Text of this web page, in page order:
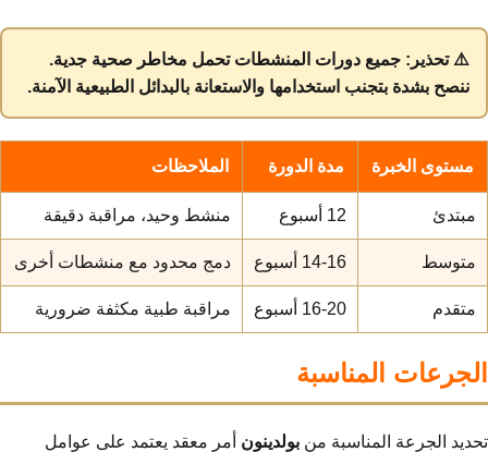
⚠️ تحذير: جميع دورات المنشطات تحمل مخاطر صحية جدية.
ننصح بشدة بتجنب استخدامها والاستعانة بالبدائل الطبيعية الآمنة.
مستوى الخبرة مدة الدورة الملاحظات
مبتدئ 12 أسبوع منشط وحيد، مراقبة دقيقة
متوسط 14-16 أسبوع دمج محدود مع منشطات أخرى
متقدم 16-20 أسبوع مراقبة طبية مكثفة ضرورية
الجرعات المناسبة
تحديد الجرعة المناسبة من بولدينون أمر معقد يعتمد على عوامل